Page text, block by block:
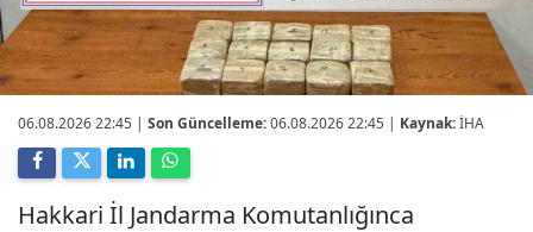
06.08.2026 22:45 | Son Güncelleme:06.08.2026 22:45 | Kaynak:İHA
Hakkari İl Jandarma Komutanlığınca